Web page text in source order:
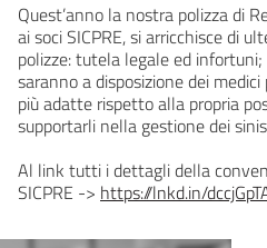
Quest’anno la nostra polizza di
ai soci SICPRE, si arricchisce di
polizze: tutela legale ed
saranno a disposizione dei
più adatte rispetto alla propria
supportarli nella gestione dei
Al link tutti i dettagli della
SICPRE -> https://lnkd.in/